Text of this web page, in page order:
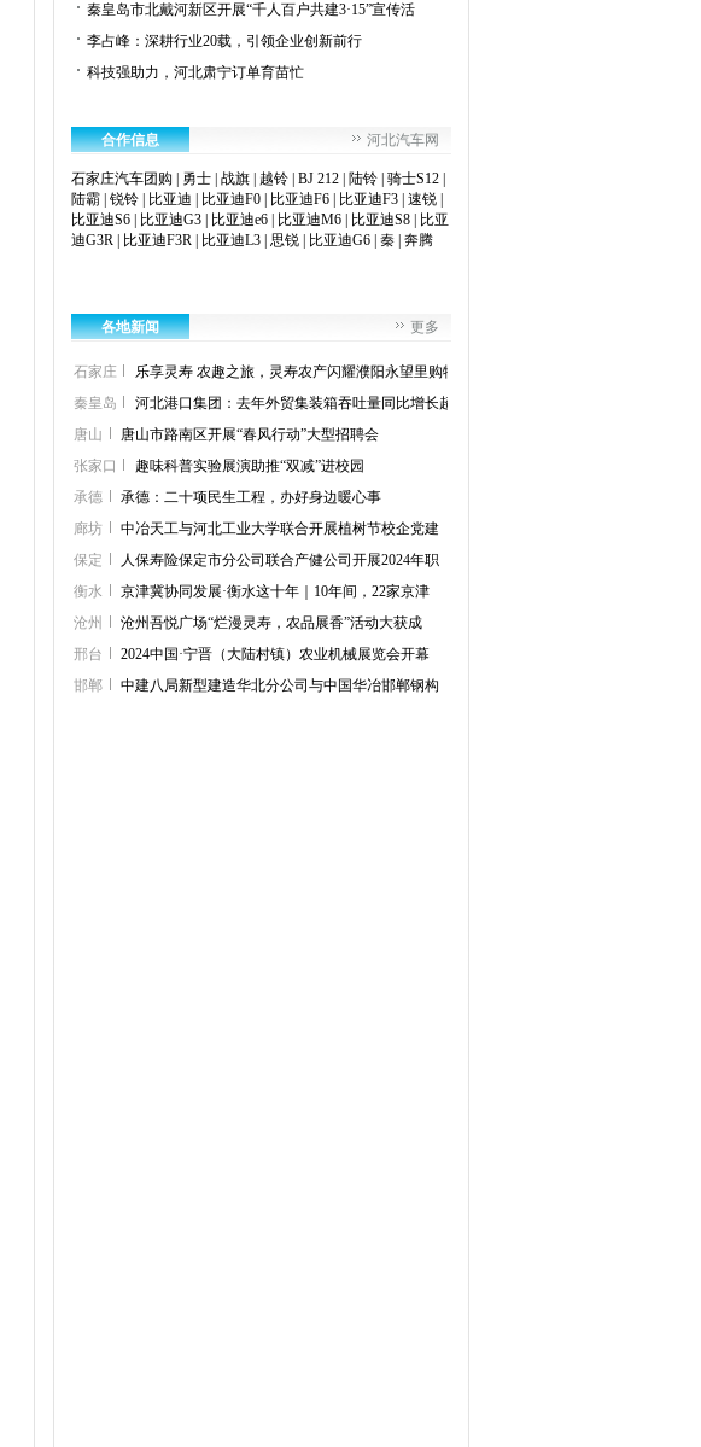
秦皇岛市北戴河新区开展“千人百户共建3·15”宣传活
李占峰：深耕行业20载，引领企业创新前行
科技强助力，河北肃宁订单育苗忙
合作信息 河北汽车网
石家庄汽车团购 勇士 战旗 越铃 BJ 212 陆铃 骑士S12
陆霸 锐铃 比亚迪 比亚迪F0 比亚迪F6 比亚迪F3 速锐
比亚迪S6
比亚迪G3 比亚迪e6 比亚迪M6 比亚迪S8
比亚
迪G3R
比亚迪F3R 比亚迪L3 思锐 比亚迪G6 秦 奔腾
各地新闻 更多
石家庄
乐享灵寿 农趣之旅，灵寿农产闪耀濮阳永望里购物
秦皇岛
河北港口集团：去年外贸集装箱吞吐量同比增长超
唐山
唐山市路南区开展“春风行动”大型招聘会
张家口
趣味科普实验展演助推“双减”进校园
承德
承德：二十项民生工程，办好身边暖心事
廊坊
中冶天工与河北工业大学联合开展植树节校企党建
保定
人保寿险保定市分公司联合产健公司开展2024年职
衡水
京津冀协同发展·衡水这十年｜10年间，22家京津
沧州
沧州吾悦广场“烂漫灵寿，农品展香”活动大获成
邢台
2024中国·宁晋（大陆村镇）农业机械展览会开幕
邯郸
中建八局新型建造华北分公司与中国华冶邯郸钢构